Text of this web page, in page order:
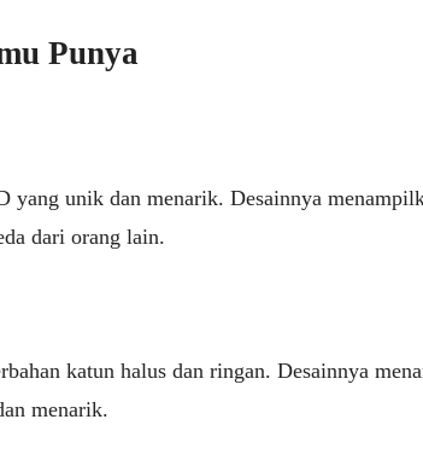
Punya
yang unik dan menarik. Desainnya
dari orang lain.
katun halus dan ringan. Desainnya
menarik.